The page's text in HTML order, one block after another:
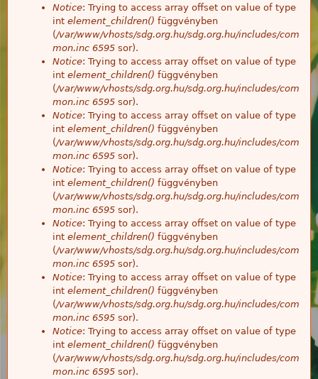
Notice: Trying to access array offset on value of type
int element_children() függvényben
(/var/www/vhosts/sdg.org.hu/sdg.org.hu/includes/com
mon.inc 6595 sor).
Notice: Trying to access array offset on value of type
int element_children() függvényben
(/var/www/vhosts/sdg.org.hu/sdg.org.hu/includes/com
mon.inc 6595 sor).
Notice: Trying to access array offset on value of type
int element_children() függvényben
(/var/www/vhosts/sdg.org.hu/sdg.org.hu/includes/com
mon.inc 6595 sor).
Notice: Trying to access array offset on value of type
int element_children() függvényben
(/var/www/vhosts/sdg.org.hu/sdg.org.hu/includes/com
mon.inc 6595 sor).
Notice: Trying to access array offset on value of type
int element_children() függvényben
(/var/www/vhosts/sdg.org.hu/sdg.org.hu/includes/com
mon.inc 6595 sor).
Notice: Trying to access array offset on value of type
int element_children() függvényben
(/var/www/vhosts/sdg.org.hu/sdg.org.hu/includes/com
mon.inc 6595 sor).
Notice: Trying to access array offset on value of type
int element_children() függvényben
(/var/www/vhosts/sdg.org.hu/sdg.org.hu/includes/com
mon.inc 6595 sor).